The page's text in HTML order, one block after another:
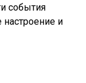
события
и